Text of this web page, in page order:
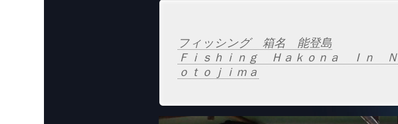
フィッシング 箱名 能登島
Ｆｉｓｈｉｎｇ Ｈａｋｏｎａ Ｉｎ Ｎ
ｏｔｏｊｉｍａ